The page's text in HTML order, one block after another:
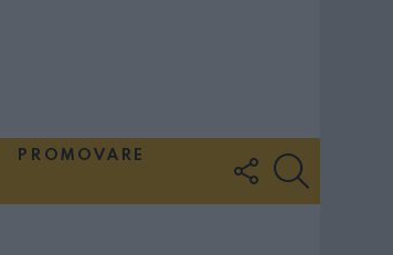
PROMOVARE
FOLLOW
US